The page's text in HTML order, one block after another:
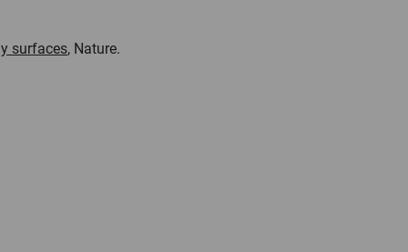
surfaces, Nature.